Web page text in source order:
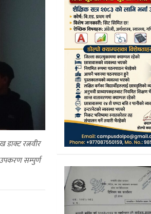
रत्नवीर
सम्पुर्ण